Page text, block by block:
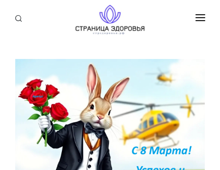
СТАТЬИ
БЛОГ
НОВОСТИ
О НАС